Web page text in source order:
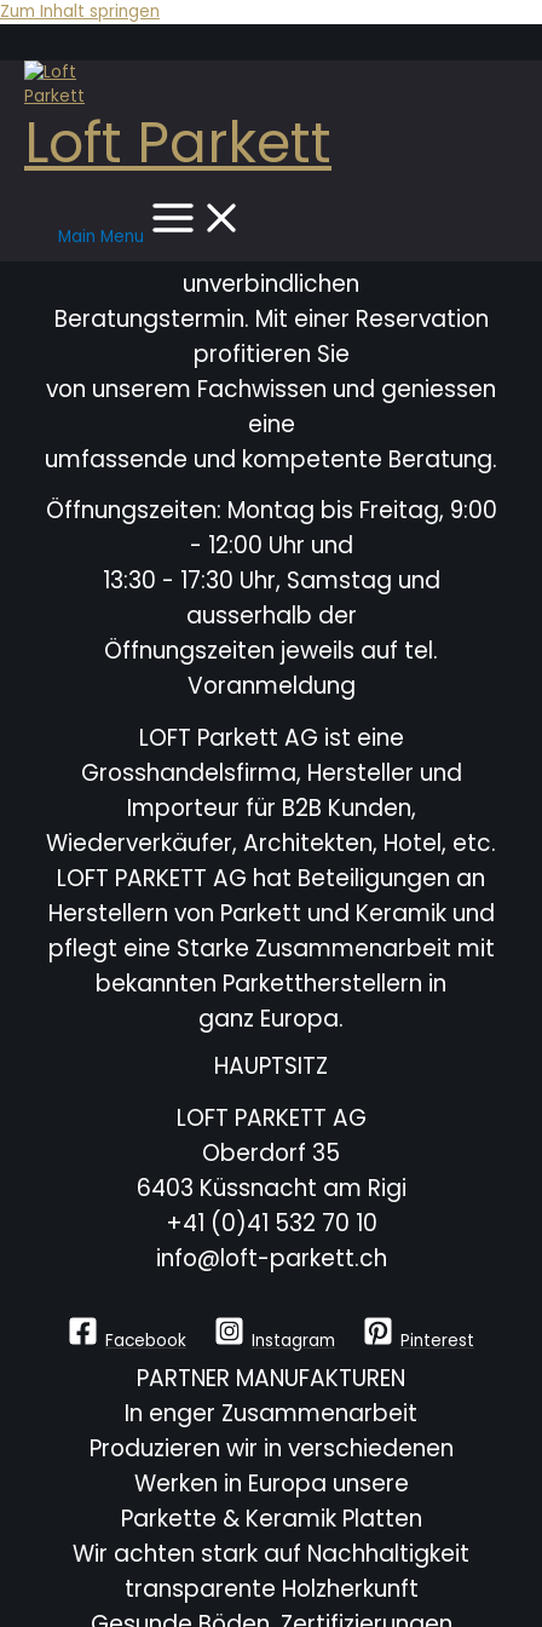
Zum Inhalt springen
Loft Parkett
Main Menu
Bitte vereinbaren Sie immer einen
unverbindlichen
Beratungstermin. Mit einer Reservation
profitieren Sie
von unserem Fachwissen und geniessen
eine
umfassende und kompetente Beratung.
Öffnungszeiten: Montag bis Freitag, 9:00
- 12:00 Uhr und
13:30 - 17:30 Uhr, Samstag und
ausserhalb der
Öffnungszeiten jeweils auf tel.
Voranmeldung
LOFT Parkett AG ist eine
Grosshandelsfirma, Hersteller und
Importeur für B2B Kunden,
Wiederverkäufer, Architekten, Hotel, etc.
LOFT PARKETT AG hat Beteiligungen an
Herstellern von Parkett und Keramik und
pflegt eine Starke Zusammenarbeit mit
bekannten Parkettherstellern in
ganz Europa.
HAUPTSITZ
LOFT PARKETT AG
Oberdorf 35
6403 Küssnacht am Rigi
+41 (0)41 532 70 10
info@loft-parkett.ch
Facebook Instagram Pinterest
PARTNER MANUFAKTUREN
In enger Zusammenarbeit
Produzieren wir in verschiedenen
Werken in Europa unsere
Parkette & Keramik Platten
Wir achten stark auf Nachhaltigkeit
transparente Holzherkunft